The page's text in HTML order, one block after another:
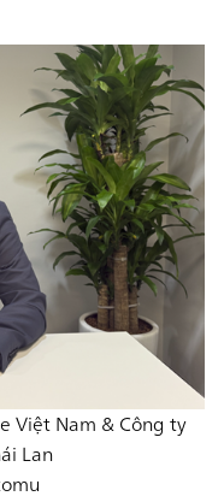
Việt Nam & Công ty
Lan